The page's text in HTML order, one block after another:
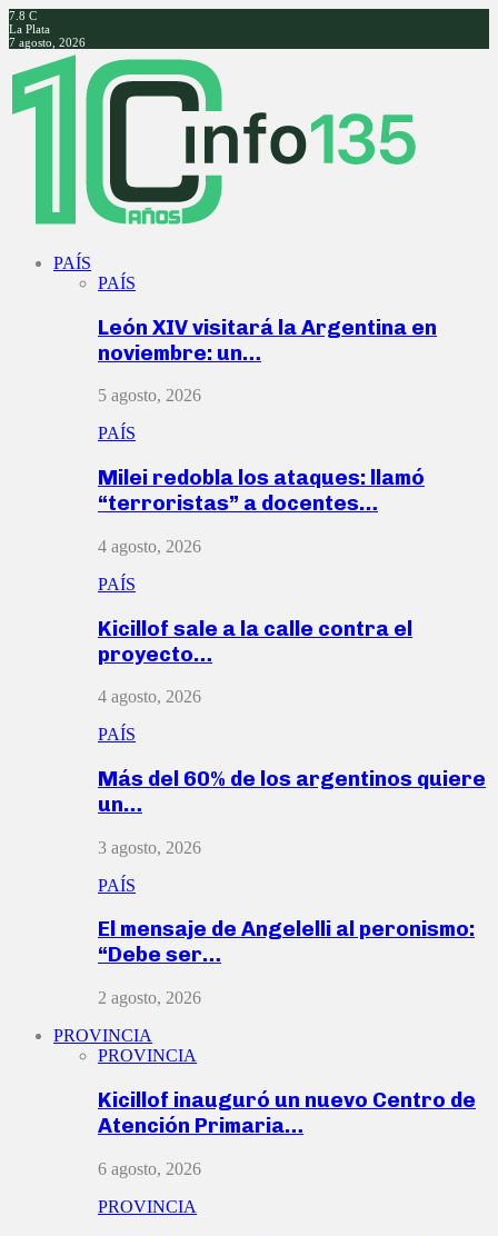
7.8 C
La Plata
7 agosto, 2026
Facebook
Twitter
Instagram
Youtube
PAÍS
PAÍS
León XIV visitará la Argentina en
noviembre: un…
5 agosto, 2026
PAÍS
Milei redobla los ataques: llamó
“terroristas” a docentes…
4 agosto, 2026
PAÍS
Kicillof sale a la calle contra el
proyecto…
4 agosto, 2026
PAÍS
Más del 60% de los argentinos quiere
un…
3 agosto, 2026
PAÍS
El mensaje de Angelelli al peronismo:
“Debe ser…
2 agosto, 2026
PROVINCIA
PROVINCIA
Kicillof inauguró un nuevo Centro de
Atención Primaria…
6 agosto, 2026
PROVINCIA